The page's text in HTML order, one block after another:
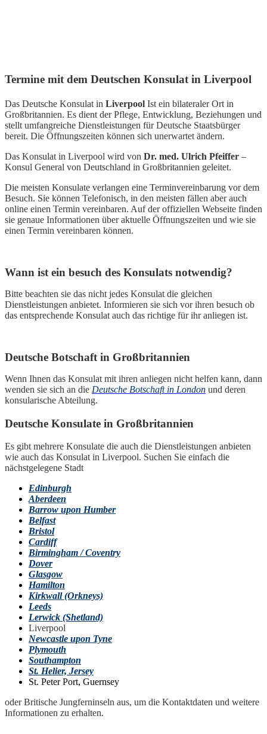
Termine mit dem Deutschen Konsulat in Liverpool
Das Deutsche Konsulat in Liverpool Ist ein bilateraler Ort in
Großbritannien. Es dient der Pflege, Entwicklung, Beziehungen und
stellt umfangreiche Dienstleistungen für Deutsche Staatsbürger
bereit. Die Öffnungszeiten können sich unerwartet ändern.
Das Konsulat in Liverpool wird von Dr. med. Ulrich Pfeiffer –
Konsul General von Deutschland in Großbritannien geleitet.
Die meisten Konsulate verlangen eine Terminvereinbarung vor dem
Besuch. Sie können Telefonisch, in den meisten fällen aber auch
online einen Termin vereinbaren. Auf der offiziellen Webseite finden
sie genaue Informationen über aktuelle Öffnungszeiten und wie sie
einen Termin vereinbaren können.
Wann ist ein besuch des Konsulats notwendig?
Bitte beachten sie das nicht jedes Konsulat die gleichen
Dienstleistungen anbietet. Informieren sie sich vor ihren besuch ob
das entsprechende Konsulat auch das richtige für ihr anliegen ist.
Deutsche Botschaft in Großbritannien
Wenn Ihnen das Konsulat mit ihren anliegen nicht helfen kann, dann
wenden sie sich an die Deutsche Botschaft in London und deren
konsularische Abteilung.
Deutsche Konsulate in Großbritannien
Es gibt mehrere Konsulate die auch die Dienstleistungen anbieten
wie auch das Konsulat in Liverpool. Suchen Sie einfach die
nächstgelegene Stadt
Edinburgh
Aberdeen
Barrow upon Humber
Belfast
Bristol
Cardiff
Birmingham / Coventry
Dover
Glasgow
Hamilton
Kirkwall(Orkneys)
Leeds
Lerwick (Shetland)
Liverpool
Newcastle upon Tyne
Plymouth
Southampton
St. Helier, Jersey
St. Peter Port, Guernsey
oder Britische Jungferninseln aus, um die Kontaktdaten und weitere
Informationen zu erhalten.